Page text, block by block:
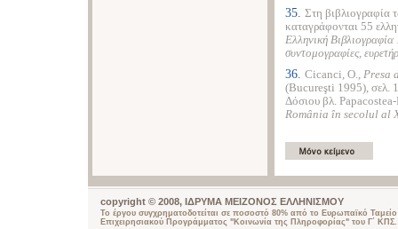
35. Στη βιβλιογραφία
καταγράφονται 55
Ελληνική
συντομογραφίες,
36. Cicanci, O., Presa
(Bucureşti 1995), σελ.
Δόσιου βλ.
România în secolul al
copyright © 2008, ΙΔΡΥΜΑ ΜΕΙΖΟΝΟΣ ΕΛΛΗΝΙΣΜΟΥ
Το έργου συγχρηματοδοτείται σε ποσοστό 80% από το Ευρωπαϊκό
Επιχειρησιακού Προγράμματος "Κοινωνία της Πληροφορίας" του Γ΄ ΚΠΣ.